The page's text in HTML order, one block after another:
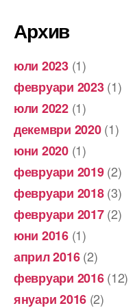
Архив
юли 2023(1)
февруари 2023(1)
юли 2022(1)
декември 2020(1)
юни 2020(1)
февруари 2019(2)
февруари 2018(3)
февруари 2017(2)
юни 2016(1)
април 2016(2)
февруари 2016(12)
януари 2016 (2)